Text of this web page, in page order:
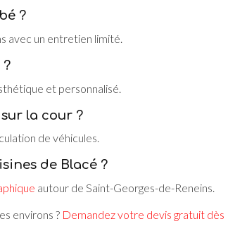
?
avec un entretien limité.
et personnalisé.
la cour ?
de véhicules.
de Blacé ?
autour de Saint-Georges-de-Reneins.
environs ? Demandez votre devis gratuit dès